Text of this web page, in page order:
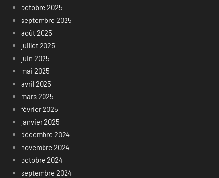
octobre 2025
septembre 2025
août 2025
juillet 2025
juin 2025
mai 2025
avril 2025
mars 2025
février 2025
janvier 2025
décembre 2024
novembre 2024
octobre 2024
septembre 2024